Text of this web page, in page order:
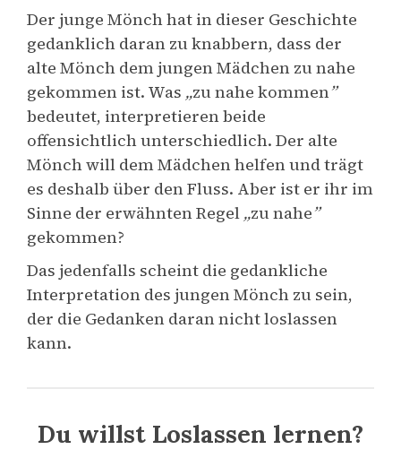
Der junge Mönch hat in dieser Geschichte
gedanklich daran zu knabbern, dass der
alte Mönch dem jungen Mädchen zu nahe
gekommen ist. Was „zu nahe kommen”
bedeutet, interpretieren beide
offensichtlich unterschiedlich. Der alte
Mönch will dem Mädchen helfen und trägt
es deshalb über den Fluss. Aber ist er ihr im
Sinne der erwähnten Regel „zu nahe”
gekommen?
Das jedenfalls scheint die gedankliche
Interpretation des jungen Mönch zu sein,
der die Gedanken daran nicht loslassen
kann.
Du willst Loslassen lernen?